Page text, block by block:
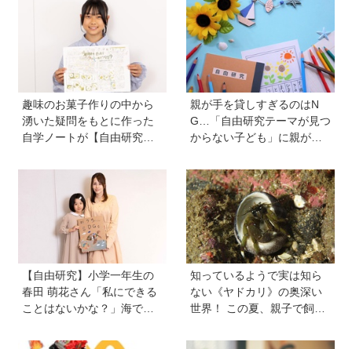
趣味のお菓子作りの中から
湧いた疑問をもとに作った
自学ノートが【自由研究コ
受賞した工藤桜子さん。砂
糖の種類を変えることで、
クッキーの出来上がりにど
んな変化が起こるのかを徹
底検証！
親が手を貸しすぎるのはN
G…「自由研究テーマが見つ
からない子ども」に親がで
専門家・井上顕滋先生が解
説
【自由研究】小学一年生の
春田 萌花さん「私にできる
ことはないかな？」海で拾
に！ 捨てるはずのクレヨン
知っているようで実は知ら
ない《ヤドカリ》の奥深い
世界！ この夏、親子で飼っ
方・飼い方をヤドカリ博士